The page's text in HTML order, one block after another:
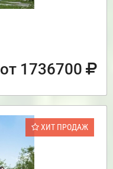
от 1736700
ХИТ ПРОДАЖ